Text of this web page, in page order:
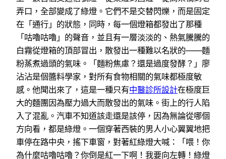
弄口，全部變成了綠燈。它們不是交替閃爍，而是固定
在「通行」的狀態，同時，每一個燈箱都發出了那種
「咕嚕咕嚕」的聲音，並且有一層淡淡的、熱氣騰騰的
白霧從燈箱的頂部冒出，散發出一種難以名狀的——麵
粉蒸煮過頭的氣味。「麵粉焦慮？還是過度發酵？」廖
沾沾是個醬料學家，對所有食物相關的氣味都極度敏
感。他聞出來了，這是一種只有中醫診所設計在極度巨
大的麵團因為壓力過大而散發出的氣味。街上的行人陷
入了混亂。汽車不知道該走還是該停，因為無論從哪個
方向看，都是綠燈。一個穿著西裝的男人小心翼翼地把
車停在路中央，搖下車窗，對著紅綠燈大喊：「喂！你
為什麼咕嚕咕嚕？你倒是紅一下啊！我要向左轉！綠燈